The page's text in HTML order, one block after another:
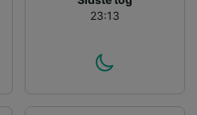
23:13